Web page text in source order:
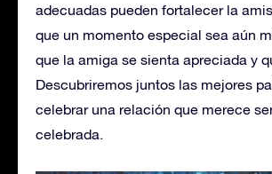
adecuadas pueden fortalecer la
que un momento especial sea aún
que la amiga se sienta apreciada y
Descubriremos juntos las mejores
celebrar una relación que merece
celebrada.